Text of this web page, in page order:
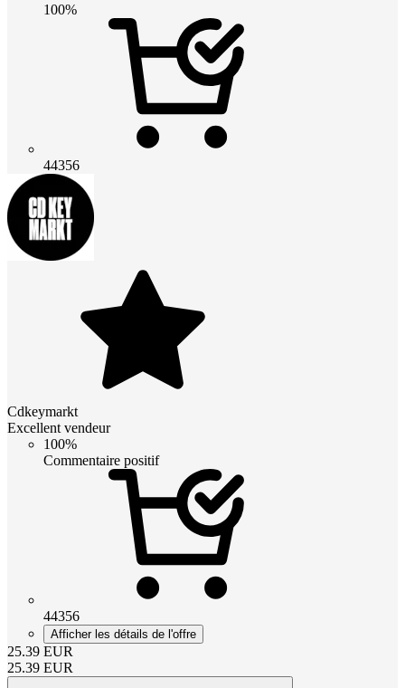
100%
44356
Cdkeymarkt
Excellent vendeur
100%
Commentaire positif
44356
Afficher les détails de l'offre
25.39 EUR
25.39 EUR